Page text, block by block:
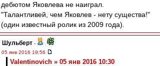
дебютом Яковлева не наиграл.
"Талантливей, чем Яковлев - нету существа!"
(один известный ролик из 2009 года).
Шульберт -
05 янв 2016 19:56
Valentinovich » 05 янв 2016 10:30